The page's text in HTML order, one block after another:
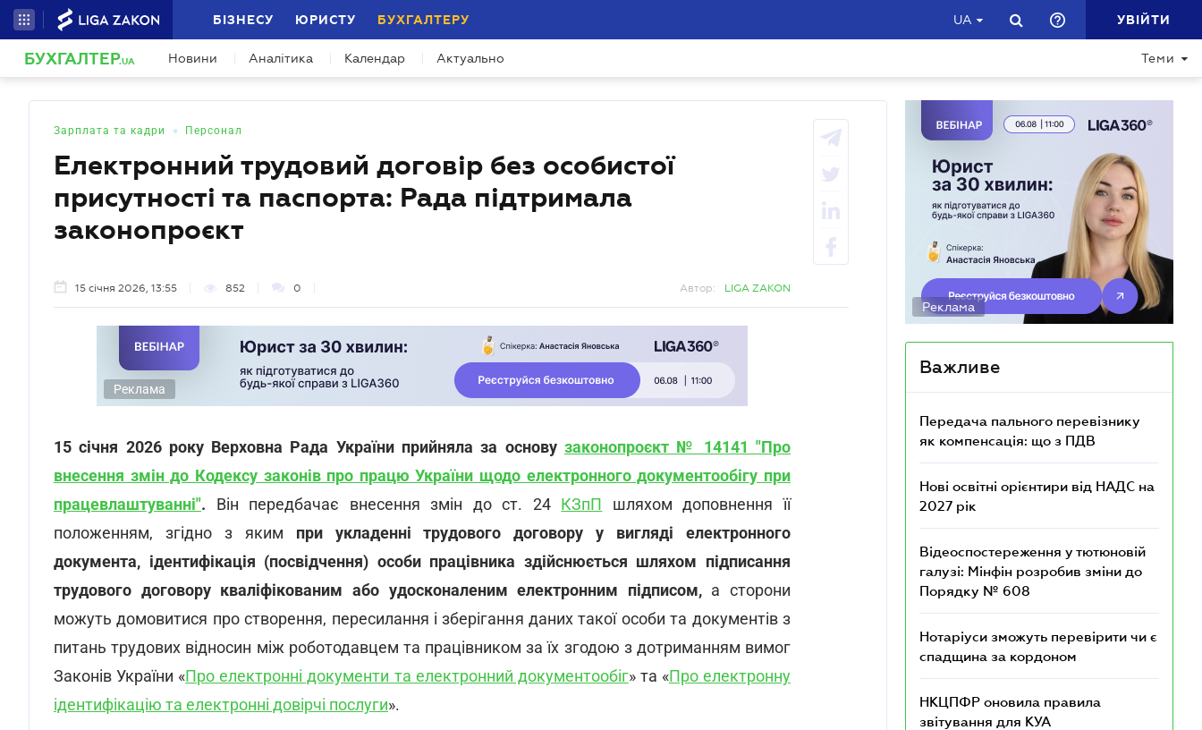
БІЗНЕСУ ЮРИСТУ БУХГАЛТЕРУ UA УВІЙТИ
БУХГАЛТЕР.UA Новини Аналітика Календар Актуально Теми
Зарплата та кадри • Персонал
Електронний трудовий договір без особистої
присутності та паспорта: Рада підтримала
законопроєкт
15 січня 2026, 13:55 852 0 Автор: LIGA ZAKON
Реклама
15 січня 2026 року Верховна Рада України прийняла за основу законопроєкт № 14141 "Про
внесення змін до Кодексу законів про працю України щодо електронного документообігу при
працевлаштуванні". Він передбачає внесення змін до ст. 24 КЗпП шляхом доповнення її
положенням, згідно з яким
при укладенні трудового договору у вигляді електронного
документа, ідентифікація (посвідчення) особи працівника здійснюється шляхом підписання
трудового договору кваліфікованим або удосконаленим електронним підписом, а сторони
можуть домовитися про створення, пересилання і зберігання даних такої особи та документів з
питань трудових відносин між роботодавцем та працівником за їх згодою з дотриманням вимог
Законів України «Про електронні документи та електронний документообіг» та «Про електронну
ідентифікацію та електронні довірчі послуги».
Реклама
Важливе
Передача пального перевізнику
як компенсація: що з ПДВ
Нові освітні орієнтири від НАДС на
2027 рік
Відеоспостереження у тютюновій
галузі: Мінфін розробив зміни до
Порядку № 608
Нотаріуси зможуть перевірити чи є
спадщина за кордоном
НКЦПФР оновила правила
звітування для КУА